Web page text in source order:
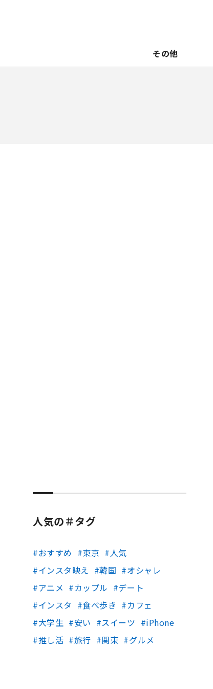
その他
人気の＃タグ
おすすめ 東京
人気
インスタ映え
韓国
オシャレ
アニメ
カップル
デート
インスタ
食べ歩き
カフェ
大学生
安い スイーツ
iPhone
推し活
旅行 関東 グルメ